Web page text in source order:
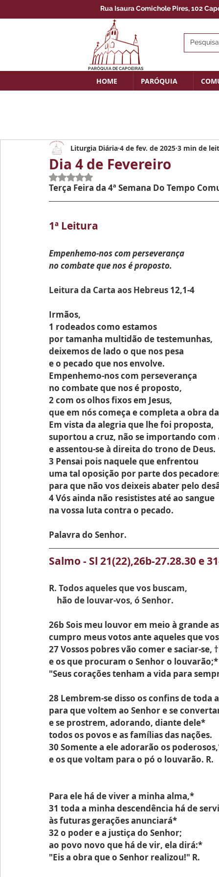
Rua Isaura Comichole Pires, 102
PARÓQUIA DE CAPOEIRAS
HOME PARÓQUIA
Dia 4 de Fevereiro
Liturgia Diária 4 de fev. de 2025 3 min de
Avaliado com NaN de 5 estrelas.
Terça Feira da 4ª Semana Do Tempo
1ª Leitura
Empenhemo-nos com perseverança
no combate que nos é proposto.
Leitura da Carta aos Hebreus 12,1-4
Irmãos,
1 rodeados como estamos
por tamanha multidão de testemunhas,
deixemos de lado o que nos pesa
e o pecado que nos envolve.
Empenhemo-nos com perseverança
no combate que nos é proposto,
2 com os olhos fixos em Jesus,
que em nós começa e completa a obra
Em vista da alegria que lhe foi proposta,
suportou a cruz, não se importando com
e assentou-se à direita do trono de Deus.
3 Pensai pois naquele que enfrentou
uma tal oposição por parte dos
para que não vos deixeis abater pelo
4 Vós ainda não resististes até ao sangue
na vossa luta contra o pecado.
Palavra do Senhor.
Salmo - Sl 21(22),26b-27.28.30 e
R. Todos aqueles que vos buscam,
    hão de louvar-vos, ó Senhor.
26b Sois meu louvor em meio à grande
cumpro meus votos ante aqueles que
27 Vossos pobres vão comer e saciar-se, †
e os que procuram o Senhor o louvarão;*
"Seus corações tenham a vida para
28 Lembrem-se disso os confins de toda
para que voltem ao Senhor e se
e se prostrem, adorando, diante dele*
todos os povos e as famílias das nações.
30 Somente a ele adorarão os
e os que voltam para o pó o louvarão. R.
Para ele há de viver a minha alma,*
31 toda a minha descendência há de
às futuras gerações anunciará*
32 o poder e a justiça do Senhor;
ao povo novo que há de vir, ela dirá:*
"Eis a obra que o Senhor realizou!" R.